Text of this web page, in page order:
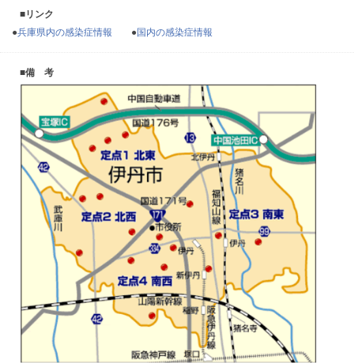
■リンク
●兵庫県内の感染症情報 ●国内の感染症情報
■備 考